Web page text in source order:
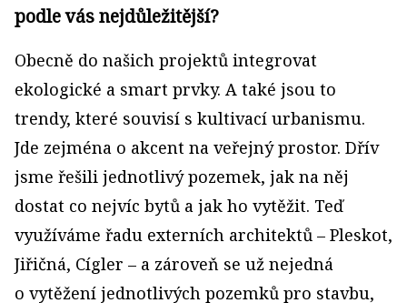
podle vás nejdůležitější?
Obecně do našich projektů integrovat
ekologické a smart prvky. A také jsou to
trendy, které souvisí s kultivací urbanismu.
Jde zejména o akcent na veřejný prostor. Dřív
jsme řešili jednotlivý pozemek, jak na něj
dostat co nejvíc bytů a jak ho vytěžit. Teď
využíváme řadu externích architektů – Pleskot,
Jiřičná, Cígler – a zároveň se už nejedná
o vytěžení jednotlivých pozemků pro stavbu,